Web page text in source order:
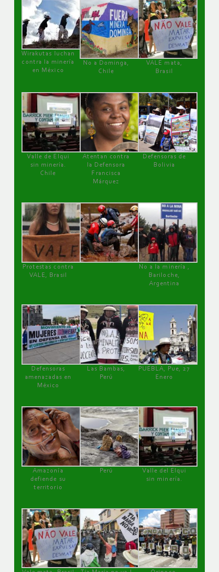
Wirakutas luchan
contra la minería
en México
No a Dominga,
Chile
VALE mata,
Brasil
Valle de Elqui
sin minería.
Chile
Atentan contra
la Defensora
Francisca
Márquez
Defensoras de
Bolivia
Protestas contra
VALE, Brasil
No a la minería ,
Bariloche,
Argentina
Defensoras
amenazadas en
México
Las Bambas,
Perú
PUEBLA, Pue, 27
Enero
Amazonía
defiende su
territorio
Perú
Valle del Elqui
sin minería.